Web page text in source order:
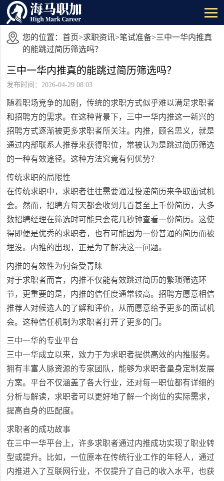
您的位置： 首页>求职资讯>笔试准备>三中一华内推真
的能跳过简历筛选吗？
三中一华内推真的能跳过简历筛选吗？
发布时间：2026-04-29 08:03
随着职场竞争的加剧，传统的求职方式似乎难以满足求职者
和招聘方的需求。在这种背景下，三中一华内推这一新兴的
招聘方式逐渐被更多求职者所关注。内推，顾名思义，就是
通过内部联系人推荐来获得职位，常被认为是跳过简历筛选
的一种有效途径。这种方法究竟有何优势？
传统求职的局限性
在传统求职中，求职者往往需要通过投递简历来争取面试机
会。然而，招聘方每天都会收到几百甚至上千份简历，大多
数招聘经理在筛选时可能只会花几秒钟查看一份简历。这使
得即便是优秀的求职者，也有可能因为一份普通的简历而被
埋没。内推的出现，正是为了解决这一问题。
内推的有效性为何备受青睐
对于求职者而言，内推不仅能有效跳过简历的繁琐筛选环
节，更重要的是，内推的信任度通常较高。招聘方愿意相信
推荐人对候选人的了解和评价，从而愿意给予更多的面试机
会。这种信任机制为求职者打开了更多的门。
三中一华的专业平台
三中一华成立以来，致力于为求职者提供高效的内推服务。
拥有丰富人脉资源的专家团队，能够为求职者量身定制发展
方案。平台不仅涵盖了各大行业，还对每一职位都有详细的
分析与解读，求职者可以更好地了解一个岗位的实际需求，
提高自身的匹配度。
求职者的成功故事
在三中一华平台上，许多求职者通过内推成功实现了职业转
型或提升。比如，一位原本在传统行业工作的年轻人，通过
内推进入了互联网行业，不仅提升了自己的收入水平，也获